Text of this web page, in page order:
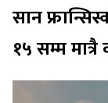
सान
१५ सम्म